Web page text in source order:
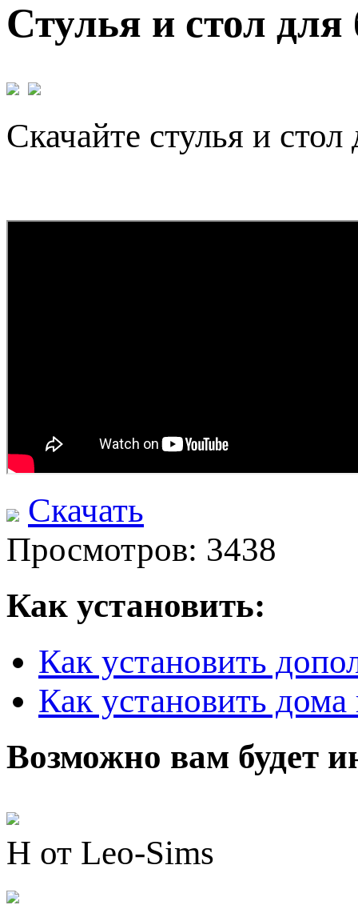
Стулья и стол
Скачайте стулья и
Скачать
Просмотров: 3438
Как установить:
Как установить
Как установить
Возможно вам будет
Н от Leo-Sims